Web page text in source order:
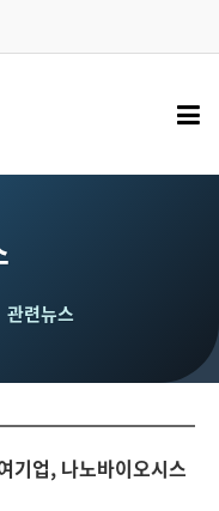
관련뉴스
기업, 나노바이오시스